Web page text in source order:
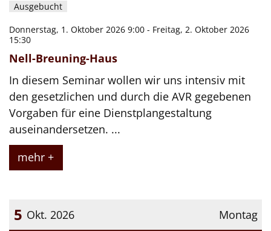
Ausgebucht
Donnerstag, 1. Oktober 2026 9:00 - Freitag, 2. Oktober 2026
15:30
Nell-Breuning-Haus
In diesem Seminar wollen wir uns intensiv mit
den gesetzlichen und durch die AVR gegebenen
Vorgaben für eine Dienstplangestaltung
auseinandersetzen. ...
mehr +
Montag
5 Okt. 2026